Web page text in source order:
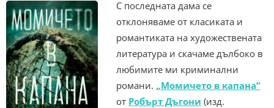
С последната дама се
отклоняваме от класиката и
романтиката на художествената
литература и скачаме дълбоко в
любимите ми криминални
романи. „Момичето в капана”
от Робърт Дъгони (изд.